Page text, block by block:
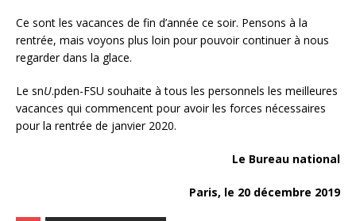
Ce sont les vacances de fin d’année ce soir. Pensons à la
rentrée, mais voyons plus loin pour pouvoir continuer à nous
regarder dans la glace.
Le snU.pden-FSU souhaite à tous les personnels les meilleures
vacances qui commencent pour avoir les forces nécessaires
pour la rentrée de janvier 2020.
Le Bureau national
Paris, le 20 décembre 2019